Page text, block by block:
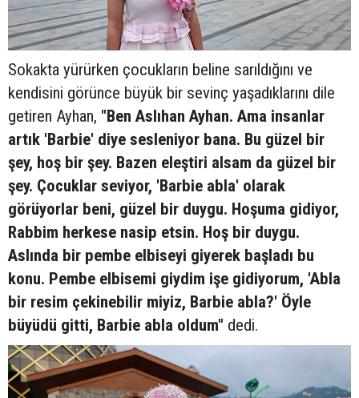
Sokakta yürürken çocukların beline sarıldığını ve
kendisini görünce büyük bir sevinç yaşadıklarını dile
getiren Ayhan, "Ben Aslıhan Ayhan. Ama insanlar
artık 'Barbie' diye sesleniyor bana. Bu güzel bir
şey, hoş bir şey. Bazen eleştiri alsam da güzel bir
şey. Çocuklar seviyor, 'Barbie abla' olarak
görüyorlar beni, güzel bir duygu. Hoşuma gidiyor,
Rabbim herkese nasip etsin. Hoş bir duygu.
Aslında bir pembe elbiseyi giyerek başladı bu
konu. Pembe elbisemi giydim işe gidiyorum, 'Abla
bir resim çekinebilir miyiz, Barbie abla?' Öyle
büyüdü gitti, Barbie abla oldum" dedi.